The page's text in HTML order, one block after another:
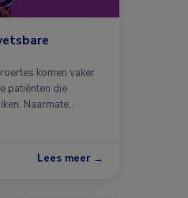
komen vaker
patiënten die
Naarmate
Lees meer →